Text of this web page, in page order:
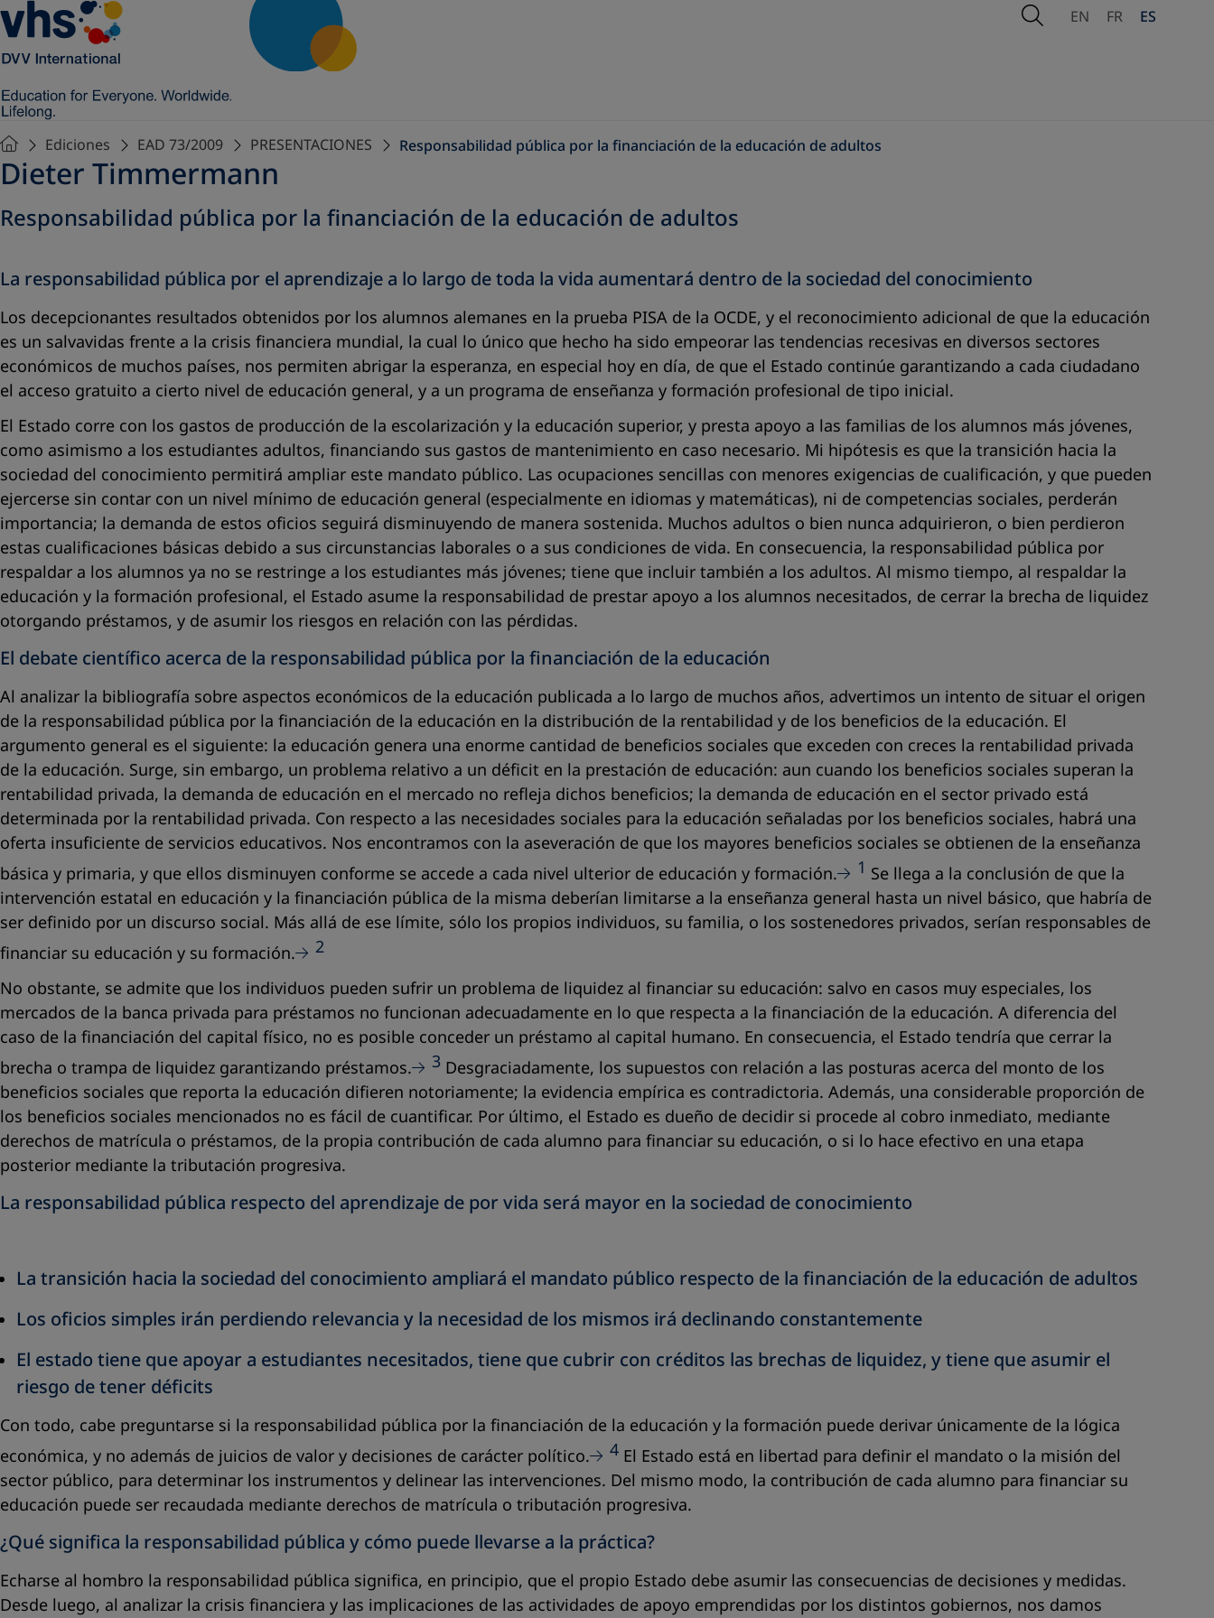
Open Search
EN FR ES
Ediciones EAD 73/2009 PRESENTACIONES Responsabilidad pública por la financiación de la educación de adultos
Dieter Timmermann
Responsabilidad pública por la financiación de la educación de adultos
La responsabilidad pública por el aprendizaje a lo largo de toda la vida aumentará dentro de la sociedad del conocimiento
Los decepcionantes resultados obtenidos por los alumnos alemanes en la prueba PISA de la OCDE, y el reconocimiento adicional de que la educación
es un salvavidas frente a la crisis financiera mundial, la cual lo único que hecho ha sido empeorar las tendencias recesivas en diversos sectores
económicos de muchos países, nos permiten abrigar la esperanza, en especial hoy en día, de que el Estado continúe garantizando a cada ciudadano
el acceso gratuito a cierto nivel de educación general, y a un programa de enseñanza y formación profesional de tipo inicial.
El Estado corre con los gastos de producción de la escolarización y la educación superior, y presta apoyo a las familias de los alumnos más jóvenes,
como asimismo a los estudiantes adultos, financiando sus gastos de mantenimiento en caso necesario. Mi hipótesis es que la transición hacia la
sociedad del conocimiento permitirá ampliar este mandato público. Las ocupaciones sencillas con menores exigencias de cualificación, y que pueden
ejercerse sin contar con un nivel mínimo de educación general (especialmente en idiomas y matemáticas), ni de competencias sociales, perderán
importancia; la demanda de estos oficios seguirá disminuyendo de manera sostenida. Muchos adultos o bien nunca adquirieron, o bien perdieron
estas cualificaciones básicas debido a sus circunstancias laborales o a sus condiciones de vida. En consecuencia, la responsabilidad pública por
respaldar a los alumnos ya no se restringe a los estudiantes más jóvenes; tiene que incluir también a los adultos. Al mismo tiempo, al respaldar la
educación y la formación profesional, el Estado asume la responsabilidad de prestar apoyo a los alumnos necesitados, de cerrar la brecha de liquidez
otorgando préstamos, y de asumir los riesgos en relación con las pérdidas.
El debate científico acerca de la responsabilidad pública por la financiación de la educación
Al analizar la bibliografía sobre aspectos económicos de la educación publicada a lo largo de muchos años, advertimos un intento de situar el origen
de la responsabilidad pública por la financiación de la educación en la distribución de la rentabilidad y de los beneficios de la educación. El
argumento general es el siguiente: la educación genera una enorme cantidad de beneficios sociales que exceden con creces la rentabilidad privada
de la educación. Surge, sin embargo, un problema relativo a un déficit en la prestación de educación: aun cuando los beneficios sociales superan la
rentabilidad privada, la demanda de educación en el mercado no refleja dichos beneficios; la demanda de educación en el sector privado está
determinada por la rentabilidad privada. Con respecto a las necesidades sociales para la educación señaladas por los beneficios sociales, habrá una
oferta insuficiente de servicios educativos. Nos encontramos con la aseveración de que los mayores beneficios sociales se obtienen de la enseñanza
básica y primaria, y que ellos disminuyen conforme se accede a cada nivel ulterior de educación y formación.
1 Se llega a la conclusión de que la
intervención estatal en educación y la financiación pública de la misma deberían limitarse a la enseñanza general hasta un nivel básico, que habría de
ser definido por un discurso social. Más allá de ese límite, sólo los propios individuos, su familia, o los sostenedores privados, serían responsables de
financiar su educación y su formación.
2
No obstante, se admite que los individuos pueden sufrir un problema de liquidez al financiar su educación: salvo en casos muy especiales, los
mercados de la banca privada para préstamos no funcionan adecuadamente en lo que respecta a la financiación de la educación. A diferencia del
caso de la financiación del capital físico, no es posible conceder un préstamo al capital humano. En consecuencia, el Estado tendría que cerrar la
brecha o trampa de liquidez garantizando préstamos.
3Desgraciadamente, los supuestos con relación a las posturas acerca del monto de los
beneficios sociales que reporta la educación difieren notoriamente; la evidencia empírica es contradictoria. Además, una considerable proporción de
los beneficios sociales mencionados no es fácil de cuantificar. Por último, el Estado es dueño de decidir si procede al cobro inmediato, mediante
derechos de matrícula o préstamos, de la propia contribución de cada alumno para financiar su educación, o si lo hace efectivo en una etapa
posterior mediante la tributación progresiva.
La responsabilidad pública respecto del aprendizaje de por vida será mayor en la sociedad de conocimiento
La transición hacia la sociedad del conocimiento ampliará el mandato público respecto de la financiación de la educación de adultos
Los oficios simples irán perdiendo relevancia y la necesidad de los mismos irá declinando constantemente
El estado tiene que apoyar a estudiantes necesitados, tiene que cubrir con créditos las brechas de liquidez, y tiene que asumir el
riesgo de tener déficits
Con todo, cabe preguntarse si la responsabilidad pública por la financiación de la educación y la formación puede derivar únicamente de la lógica
económica, y no además de juicios de valor y decisiones de carácter político.
4El Estado está en libertad para definir el mandato o la misión del
sector público, para determinar los instrumentos y delinear las intervenciones. Del mismo modo, la contribución de cada alumno para financiar su
educación puede ser recaudada mediante derechos de matrícula o tributación progresiva.
¿Qué significa la responsabilidad pública y cómo puede llevarse a la práctica?
Echarse al hombro la responsabilidad pública significa, en principio, que el propio Estado debe asumir las consecuencias de decisiones y medidas.
Desde luego, al analizar la crisis financiera y las implicaciones de las actividades de apoyo emprendidas por los distintos gobiernos, nos damos